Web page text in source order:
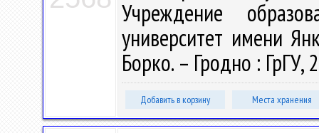
Учреждение
университет имени
Борко. – Гродно : ГрГУ,
Добавить в корзину Места хранения